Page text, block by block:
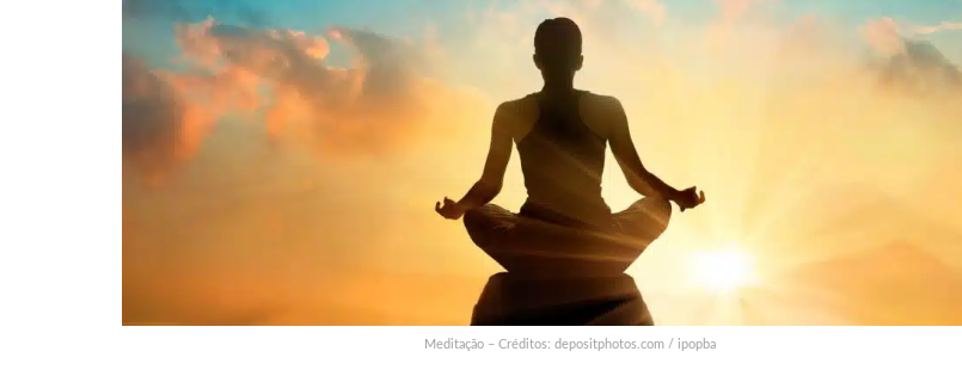
Meditação – Créditos: depositphotos.com / ipopba